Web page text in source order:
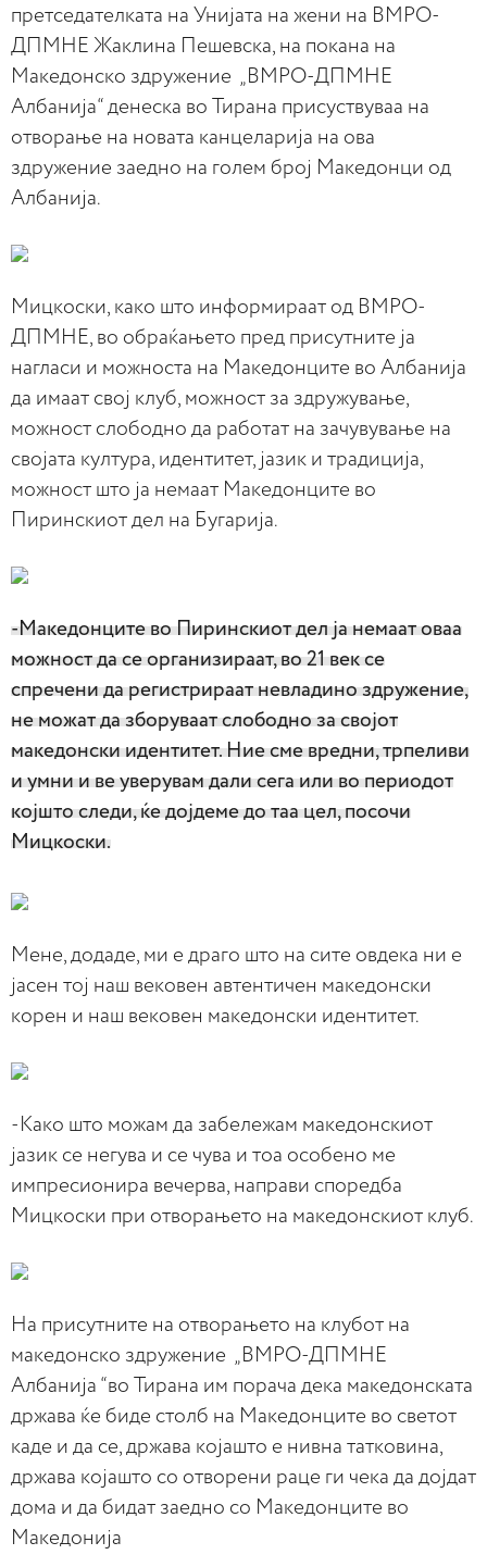
претседателката на Унијата на жени на ВМРО-
ДПМНЕ Жаклина Пешевска, на покана на
Македонско здружение „ВМРО-ДПМНЕ
Албанија“ денеска во Тирана присуствуваа на
отворање на новата канцеларија на ова
здружение заедно на голем број Македонци од
Албанија.
Мицкоски, како што информираат од ВМРО-
ДПМНЕ, во обраќањето пред присутните ја
нагласи и можноста на Македонците во Албанија
да имаат свој клуб, можност за здружување,
можност слободно да работат на зачувување на
својата култура, идентитет, јазик и традиција,
можност што ја немаат Македонците во
Пиринскиот дел на Бугарија.
-Македонците во Пиринскиот дел ја немаат оваа
можност да се организираат, во 21 век се
спречени да регистрираат невладино здружение,
не можат да зборуваат слободно за својот
македонски идентитет. Ние сме вредни, трпеливи
и умни и ве уверувам дали сега или во периодот
којшто следи, ќе дојдеме до таа цел, посочи
Мицкоски.
Мене, додаде, ми е драго што на сите овдека ни е
јасен тој наш вековен автентичен македонски
корен и наш вековен македонски идентитет.
-Како што можам да забележам македонскиот
јазик се негува и се чува и тоа особено ме
импресионира вечерва, направи споредба
Мицкоски при отворањето на македонскиот клуб.
На присутните на отворањето на клубот на
македонско здружение „ВМРО-ДПМНЕ
Албанија “во Тирана им порача дека македонската
држава ќе биде столб на Македонците во светот
каде и да се, држава којашто е нивна татковина,
држава којашто со отворени раце ги чека да дојдат
дома и да бидат заедно со Македонците во
Македонија